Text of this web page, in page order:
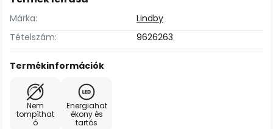
Márka:
Lindby
Tételszám:
9626263
Termékinformációk
Nem
tompíthat
ó
Energiahat
ékony és
tartós